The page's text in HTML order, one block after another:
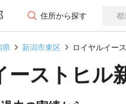
住所から探す
県 新潟市東区 ロイヤルイー
ーストヒル